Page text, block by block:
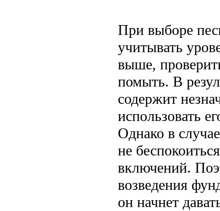
При выборе
учитывать
выше,
помыть. В
содержит
использовать
Однако в
не
включений.
возведения
он начнет